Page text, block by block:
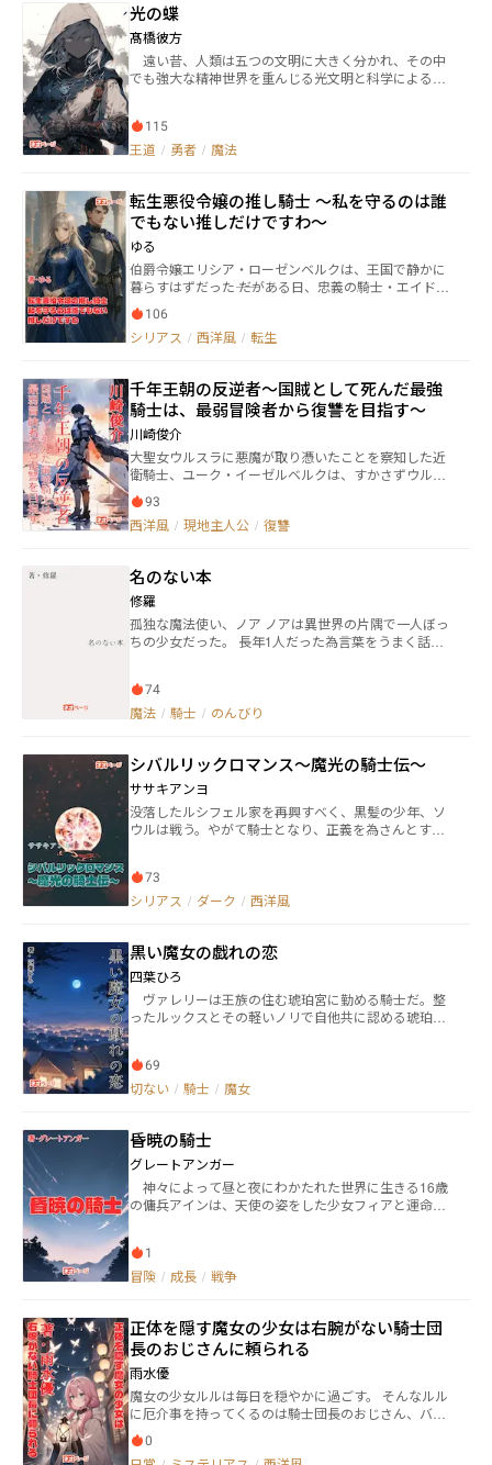
にのみ込まれてしまった。 辛うじて一命を取り留めた
シオンは、流れ着いた先で一人の少女と出会う。 少女
は、大国であるログレス王国の王女――ステラだと名乗
り、隣国ガリア公国からの侵略攻撃を受けたため、逃
亡生活を余儀なくされているという。 その矢先、ガリ
力を以てして、単身で小隊を壊滅させてしまう。 ステ
ラは、シオンの人智を超えた強さを目の当たりにし、
自身が王国の女王に即位するため、彼に王都帰還まで
光の蝶
髙橋彼方
遠い昔、人類は五つの文明に大きく分かれ、その中
でも強大な精神世界を重んじる光文明と科学による人
人工的に作られた光を生み出すことが出来る少女、闇
文明は光を吸収しエネルギーを生み出す人工知能兵器
は知恵の結晶という意味でドーラ―（dora）と名付け
られた。 この世界では『球の書』という文書が存在
し、その中のある言い伝えが信じられている。 それは
『光を生み出す者と知恵の結晶が調和する時、人類は
叡智を手にするだろう』というものだった。 両文明は
これこそ天の教えだと信じ、これを取り合う光文明と
闇文明の魔術戦争が起こった。戦いは闇文明が優勢に
なり、光文明は闇文明にパンを奪われてしまう。そし
て、パンとドーラ―を融合させる闇文明だったが、人
を放ち合体する。 そして、出た闇の煙が辺りを覆いつ
くすと、煙に触れた闇文明の兵たちが化け物に変貌し
ていく。光文明は化け物に変貌した闇文明の兵たちに
より滅ぼされた。その後、兵たちは融合して闇の化身
に変貌したパンドラの僕となり、暗黒の時代が始まっ
た。 そんな暗黒時代を終わらせる為、唯一光の力を受
け継いだ生き残りである主人公オルガナ=ルシナ=テー
ルがパンドラを倒すため、仲間と腐敗した世界を旅す
るダークファンタジーアクション！
115
王道 / 勇者 / 魔法
転生悪役令嬢の推し騎士 ～私を守るのは誰
でもない推しだけですわ～
ゆる
伯爵令嬢エリシア・ローゼンベルクは、王国で静かに
暮らすはずだった―― だがある日、忠義の騎士・エイドリ
アンと出会い、王宮に渦巻く陰謀へと巻き込まれてい
く。 王国を裏から蝕むのは、黒き鎧に身を包んだ謎の
集団「闇の騎士団」。 彼らを操るのは、権力に溺れた
い、真実を追う。 知略と勇気、そして仲間との絆。 少
女はやがて、国を導く光となる。 陰謀、粛清、決断。
そして、平和の未来へ―― 戦う伯爵令嬢の王宮ファンタジ
ー、ここに完結！
106
シリアス / 西洋風 / 転生
千年王朝の反逆者～国賊として死んだ最強
騎士は、最弱冒険者から復讐を目指す～
川崎俊介
大聖女ウルスラに悪魔が取り憑いたことを察知した近
衛騎士、ユーク・イーゼルベルクは、すかさずウルス
ラの腕を斬り飛ばし、大量虐殺を未然に防ぐ。だが、
聖女のふりをする悪魔のせいで事情を説明しても信じ
てもらえず、ユークはその場で処刑される。 そんなユ
聖魔法や剣術の記憶はあるものの体がついて行かない
アルクスだったが、次第にレベルアップしていき、冒
険者として名を上げていく。 果たしてアルクスは、聖
女から悪魔を引き剥がし、復讐を果たすことができる
のか？
93
西洋風 / 現地主人公 / 復讐
名のない本
修羅
孤独な魔法使い、ノア ノアは異世界の片隅で一人ぼっ
ちの少女だった。 長年1人だった為言葉をうまく話せ
ていたが、その使い方も分からず、誰にも心を開けな
かった。 そんな彼女の前に、王国の騎士 アゼル が現
74
魔法 / 騎士 / のんびり
シバルリックロマンス～魔光の騎士伝～
ササキアンヨ
没落したルシフェル家を再興すべく、黒髪の少年、ソ
ウルは戦う。やがて騎士となり、正義を為さんとする
染、ヴィヴィアンの秘密とは。
73
シリアス / ダーク / 西洋風
黒い魔女の戯れの恋
四葉ひろ
ヴァレリーは王族の住む琥珀宮に勤める騎士だ。整
ったルックスとその軽いノリで自他共に認める琥珀宮
づいてくる足音があってーー。 年下騎士と事情を抱
えた魔術師の出会いの物語。 ※別サイトでも掲載して
69
切ない / 騎士 / 魔女
昏暁の騎士
グレートアンガー
神々によって昼と夜にわかたれた世界に生きる16歳
の傭兵アインは、天使の姿をした少女フィアと運命的
ってから事態は一変。ディルグと名乗る謎の騎士が彼
女をさらってしまう。 アインはフィアを取り戻すた
向かっていく。
1
冒険 / 成長 / 戦争
正体を隠す魔女の少女は右腕がない騎士団
長のおじさんに頼られる
雨水優
魔女の少女ルルは毎日を穏やかに過ごす。 そんなルル
に厄介事を持ってくるのは騎士団長のおじさん、バル
ディスしかいない。 ルルはたった一つの魔法で厄介事
をおじさんと解決していく。 正体をおじさんにしか教
0